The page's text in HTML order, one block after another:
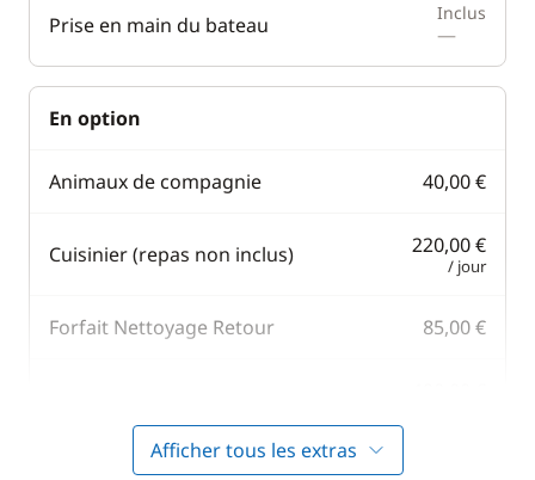
Prise en main du bateau Inclus
—
En option
Animaux de compagnie 40,00 €
Cuisinier (repas non inclus) 220,00 €
/ jour
Forfait Nettoyage Retour 85,00 €
Afficher tous les extras